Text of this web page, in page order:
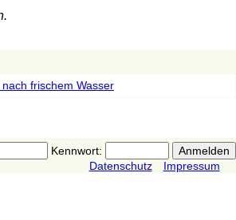
frischem Wasser
Kennwort:
Datenschutz
Impressum